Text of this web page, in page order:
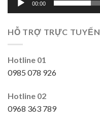
00:00
HỖ TRỢ TRỰC TUYẾN
Hotline 01
0985 078 926
Hotline 02
0968 363 789